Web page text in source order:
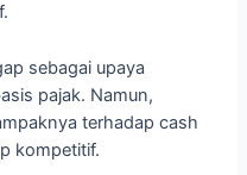
sebagai upaya
pajak. Namun,
terhadap cash
kompetitif.